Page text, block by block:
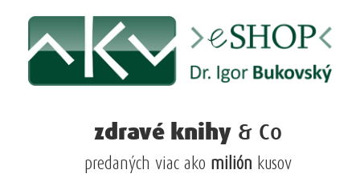
zdravé knihy & Co
predaných viac ako milión kusov